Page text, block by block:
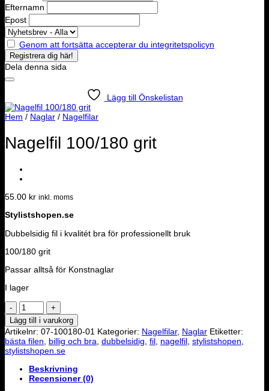
Efternamn
Epost
Genom att fortsätta accepterar du integritetspolicyn
Dela denna sida
Lägg till Önskelistan
Hem / Naglar / Nagelfilar
Nagelfil 100/180 grit
55.00 kr inkl. moms
Stylistshopen.se
Dubbelsidig fil i kvalitét bra för professionellt bruk
100/180 grit
Passar alltså för Konstnaglar
I lager
Nagelfil
100/180
grit
mängd
Lägg till i varukorg
Artikelnr: 07-100180-01 Kategorier: Nagelfilar, Naglar Etiketter:
bästa filen
billig och bra dubbelsidig fil nagelfil stylistshopen
stylistshopen.se
Beskrivning
Recensioner (0)